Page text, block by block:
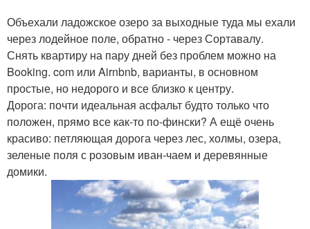
Объехали ладожское озеро за выходные туда мы ехали
через лодейное поле, обратно - через Сортавалу.
Снять квартиру на пару дней без проблем можно на
Booking. com или Airnbnb, варианты, в основном
простые, но недорого и все близко к центру.
Дорога: почти идеальная асфальт будто только что
положен, прямо все как-то по-фински? А ещё очень
красиво: петляющая дорога через лес, холмы, озера,
зеленые поля с розовым иван-чаем и деревянные
домики.